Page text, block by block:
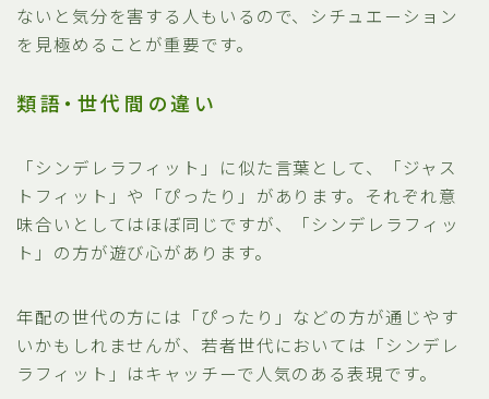
ないと気分を害する人もいるので、シチュエーション
を見極めることが重要です。
類語・世代間の違い
「シンデレラフィット」に似た言葉として、「ジャス
トフィット」や「ぴったり」があります。それぞれ意
味合いとしてはほぼ同じですが、「シンデレラフィッ
ト」の方が遊び心があります。
年配の世代の方には「ぴったり」などの方が通じやす
いかもしれませんが、若者世代においては「シンデレ
ラフィット」はキャッチーで人気のある表現です。